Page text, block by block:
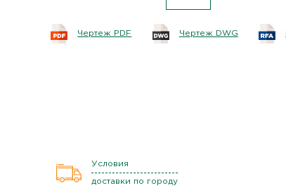
Чертеж PDF Чертеж DWG
Условия
доставки по городу